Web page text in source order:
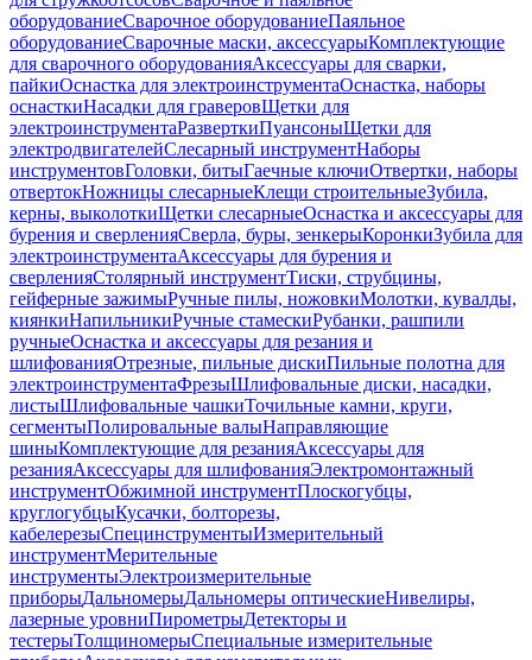
оборудованиеСварочное оборудованиеПаяльное
оборудованиеСварочные маски, аксессуарыКомплектующие
для сварочного оборудованияАксессуары для сварки,
пайкиОснастка для электроинструментаОснастка, наборы
оснасткиНасадки для граверовЩетки для
электроинструментаРазверткиПуансоныЩетки для
электродвигателейСлесарный инструментНаборы
инструментовГоловки, битыГаечные ключиОтвертки, наборы
отвертокНожницы слесарныеКлещи строительныеЗубила,
керны, выколоткиЩетки слесарныеОснастка и аксессуары для
бурения и сверленияСверла, буры, зенкерыКоронкиЗубила для
электроинструментаАксессуары для бурения и
сверленияСтолярный инструментТиски, струбцины,
гейферные зажимыРучные пилы, ножовкиМолотки, кувалды,
киянкиНапильникиРучные стамескиРубанки, рашпили
ручныеОснастка и аксессуары для резания и
шлифованияОтрезные, пильные дискиПильные полотна для
электроинструментаФрезыШлифовальные диски, насадки,
листыШлифовальные чашкиТочильные камни, круги,
сегментыПолировальные валыНаправляющие
шиныКомплектующие для резанияАксессуары для
резанияАксессуары для шлифованияЭлектромонтажный
инструментОбжимной инструментПлоскогубцы,
круглогубцыКусачки, болторезы,
кабелерезыСпецинструментыИзмерительный
инструментМерительные
инструментыЭлектроизмерительные
приборыДальномерыДальномеры оптическиеНивелиры,
лазерные уровниПирометрыДетекторы и
тестерыТолщиномерыСпециальные измерительные